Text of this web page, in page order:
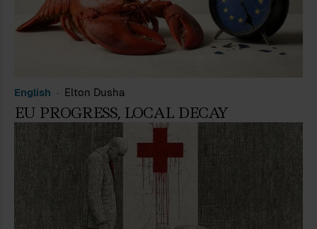
English Elton Dusha
EU PROGRESS, LOCAL DECAY